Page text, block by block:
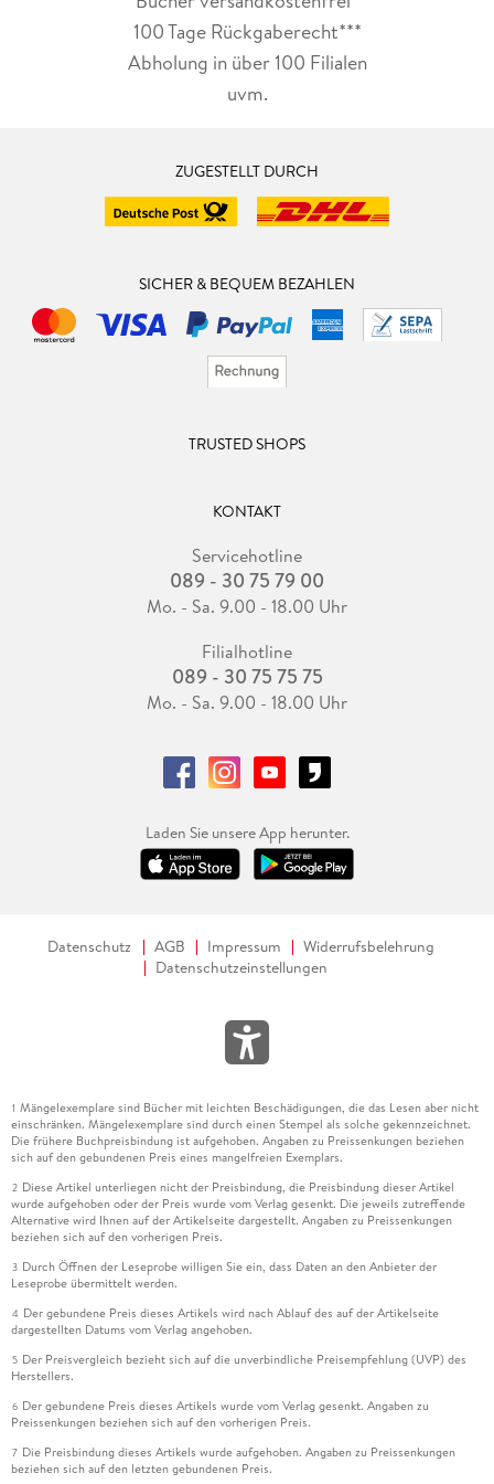
100 Tage Rückgaberecht***
Abholung in über 100 Filialen
uvm.
ZUGESTELLT DURCH
SICHER & BEQUEM BEZAHLEN
TRUSTED SHOPS
KONTAKT
Servicehotline
089 - 30 75 79 00
Mo. - Sa. 9.00 - 18.00 Uhr
Filialhotline
089 - 30 75 75 75
Mo. - Sa. 9.00 - 18.00 Uhr
Laden Sie unsere App herunter.
Datenschutz AGB Impressum
Widerrufsbelehrung
Datenschutzeinstellungen
1 Mängelexemplare sind Bücher mit leichten Beschädigungen, die das Lesen aber nicht
einschränken. Mängelexemplare sind durch einen Stempel als solche gekennzeichnet.
Die frühere Buchpreisbindung ist aufgehoben. Angaben zu Preissenkungen beziehen
sich auf den gebundenen Preis eines mangelfreien Exemplars.
2 Diese Artikel unterliegen nicht der Preisbindung, die Preisbindung dieser Artikel
wurde aufgehoben oder der Preis wurde vom Verlag gesenkt. Die jeweils zutreffende
Alternative wird Ihnen auf der Artikelseite dargestellt. Angaben zu Preissenkungen
beziehen sich auf den vorherigen Preis.
3 Durch Öffnen der Leseprobe willigen Sie ein, dass Daten an den Anbieter der
Leseprobe übermittelt werden.
4 Der gebundene Preis dieses Artikels wird nach Ablauf des auf der Artikelseite
dargestellten Datums vom Verlag angehoben.
5 Der Preisvergleich bezieht sich auf die unverbindliche Preisempfehlung (UVP) des
Herstellers.
6 Der gebundene Preis dieses Artikels wurde vom Verlag gesenkt. Angaben zu
Preissenkungen beziehen sich auf den vorherigen Preis.
7 Die Preisbindung dieses Artikels wurde aufgehoben. Angaben zu Preissenkungen
beziehen sich auf den letzten gebundenen Preis.